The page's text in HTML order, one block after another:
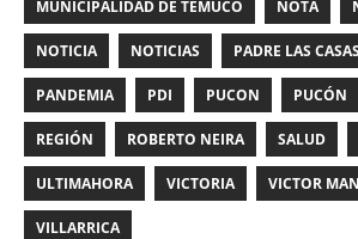
MUNICIPALIDAD DE TEMUCO NOTA
NOTICIA NOTICIAS PADRE LAS CASAS
PANDEMIA PDI PUCON PUCÓN
REGIÓN ROBERTO NEIRA SALUD
ULTIMAHORA VICTORIA VICTOR
VILLARRICA